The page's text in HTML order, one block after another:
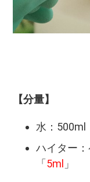
【分量】
水：500ml
ハイター
「 5ml 」